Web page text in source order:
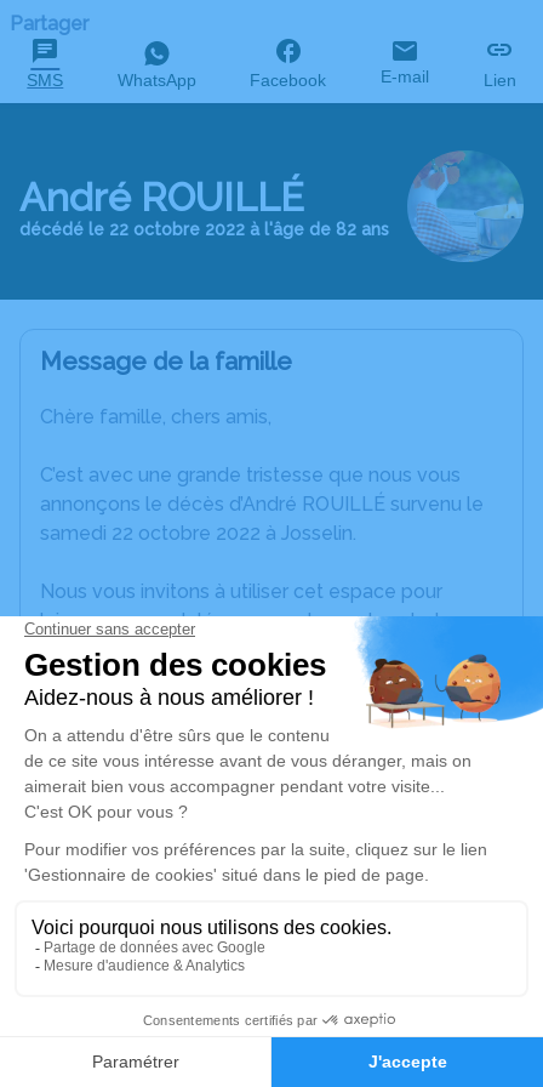
Faire-part Hommages
Partager
SMS WhatsApp Facebook E-mail Lien
André ROUILLÉ
décédé le 22 octobre 2022 à l'âge de 82 ans
Message de la famille
Chère famille, chers amis,
C’est avec une grande tristesse que nous vous
annonçons le décès d’André ROUILLÉ survenu le
samedi 22 octobre 2022 à Josselin.
Nous vous invitons à utiliser cet espace pour
laisser vos condoléances, partager des photos
souvenirs, une anecdote ou exprimer vos pensées
à travers des poèmes ou des textes. Cet endroit
est un lieu d'expression dédié à honorer la
mémoire d’André ROUILLÉ.
Un service de plantation d’arbre hommage est
disponible ici.
Cérémonie religieuse
Église de Pleucadeuc
56140 Pleucadeuc